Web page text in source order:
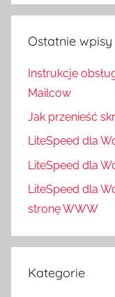
Ostatnie wpisy
Instrukcje
Mailcow
Jak przenieść
LiteSpeed dla
LiteSpeed dla
LiteSpeed dla
stronę WWW
Kategorie